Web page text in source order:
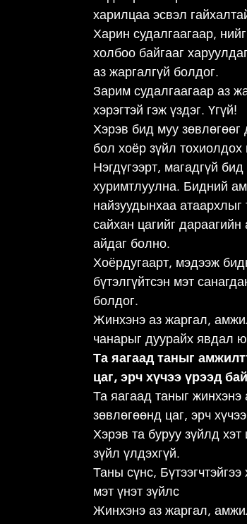
харилцаа эсвэл
Харин судалгаагаар,
холбоо байгааг
аз жаргалгүй болдог.
Зарим судалгаагаар аз
хэрэгтэй гэж үздэг. Үгүй!
Хэрэв бид муу
бол хоёр зүйл
Нэгдүгээрт, магадгүй
хуримтлуулна. Бидний
найзуудынхаа
сайхан цагийг
айдаг болно.
Хоёрдугаарт, мэдээж
бүтэлгүйтсэн мэт
болдог.
Жинхэнэ аз жаргал,
чанарыг дуурайх явдал
Та яагаад таныг
цаг, эрч хүчээ үрээд
Та яагаад таныг
зөвлөгөөнд цаг, эрч
Хэрэв та буруу зүйлд
зүйл үлдэхгүй.
Таны сүнс,
мэт үнэт зүйлс
Жинхэнэ аз жаргал,